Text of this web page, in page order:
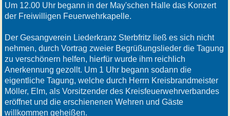
Um 12.00 Uhr begann in der May'schen Halle das Konzert
der Freiwilligen Feuerwehrkapelle.
Der Gesangverein Liederkranz Sterbfritz ließ es sich nicht
nehmen, durch Vortrag zweier Begrüßungslieder die Tagung
zu verschönern helfen, hierfür wurde ihm reichlich
Anerkennung gezollt. Um 1 Uhr begann sodann die
eigentliche Tagung, welche durch Herrn Kreisbrandmeister
Möller, Elm, als Vorsitzender des Kreisfeuerwehrverbandes
eröffnet und die erschienenen Wehren und Gäste
willkommen geheißen.